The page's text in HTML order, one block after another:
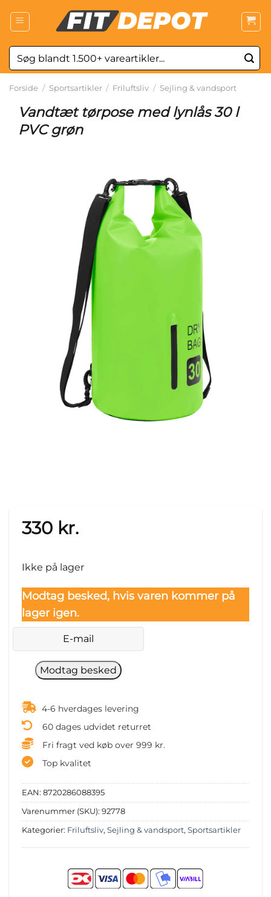
Søg
efter:
Forside / Sportsartikler / Friluftsliv / Sejling & vandsport
Vandtæt tørpose med lynlås 30 l
PVC grøn
330 kr.
Ikke på lager
Modtag besked, hvis varen kommer på
lager igen.
4-6 hverdages levering
60 dages udvidet returret
Fri fragt ved køb over 999 kr.
Top kvalitet
EAN: 8720286088395
Varenummer (SKU): 92778
Kategorier: Friluftsliv, Sejling & vandsport, Sportsartikler